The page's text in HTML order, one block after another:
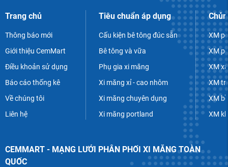
Trang chủ
Thông báo mới
Giới thiệu CemMart
Điều khoản sử dụng
Báo cáo thống kê
Về chúng tôi
Liên hệ
Tiêu chuẩn áp dụng
Cấu kiện bê tông đúc sẵn
Bê tông và vữa
Phụ gia xi măng
Xi măng xỉ - cao nhôm
Xi măng chuyên dụng
Xi măng portland
XM
XM
XM
XM
XM
XM
CEMMART - MẠNG LƯỚI PHÂN PHỐI XI MĂNG TOÀN
QUỐC